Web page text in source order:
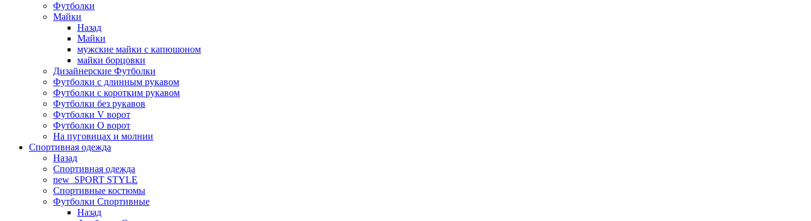
Футболки
Майки
Назад
Майки
мужские майки с капюшоном
майки борцовки
Дизайнерские Футболки
Футболки с длинным рукавом
Футболки с коротким рукавом
Футболки без рукавов
Футболки V ворот
Футболки O ворот
На пуговицах и молнии
Спортивная одежда
Назад
Спортивная одежда
new_SPORT STYLE
Спортивные костюмы
Футболки Спортивные
Назад